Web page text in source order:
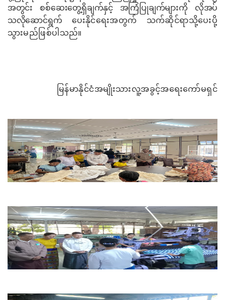
အတွင်း စစ်ဆေးတွေ့ရှိချက်နှင့် အကြံပြုချက်များကို လိုအပ်
သလိုဆောင်ရွက် ပေးနိုင်ရေးအတွက် သက်ဆိုင်ရာသို့ပေးပို့
သွားမည်ဖြစ်ပါသည်။
မြန်မာနိုင်ငံအမျိုးသားလူ့အခွင့်အရေးကော်မရှင်